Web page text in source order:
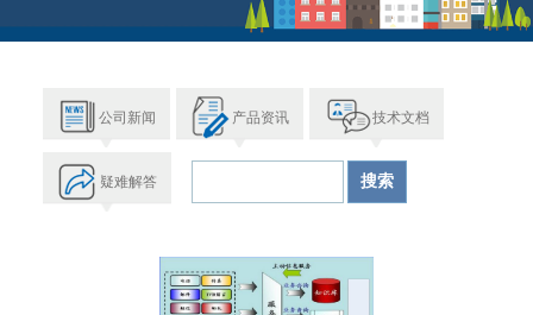
公司新闻 产品资讯 技术文档
疑难解答